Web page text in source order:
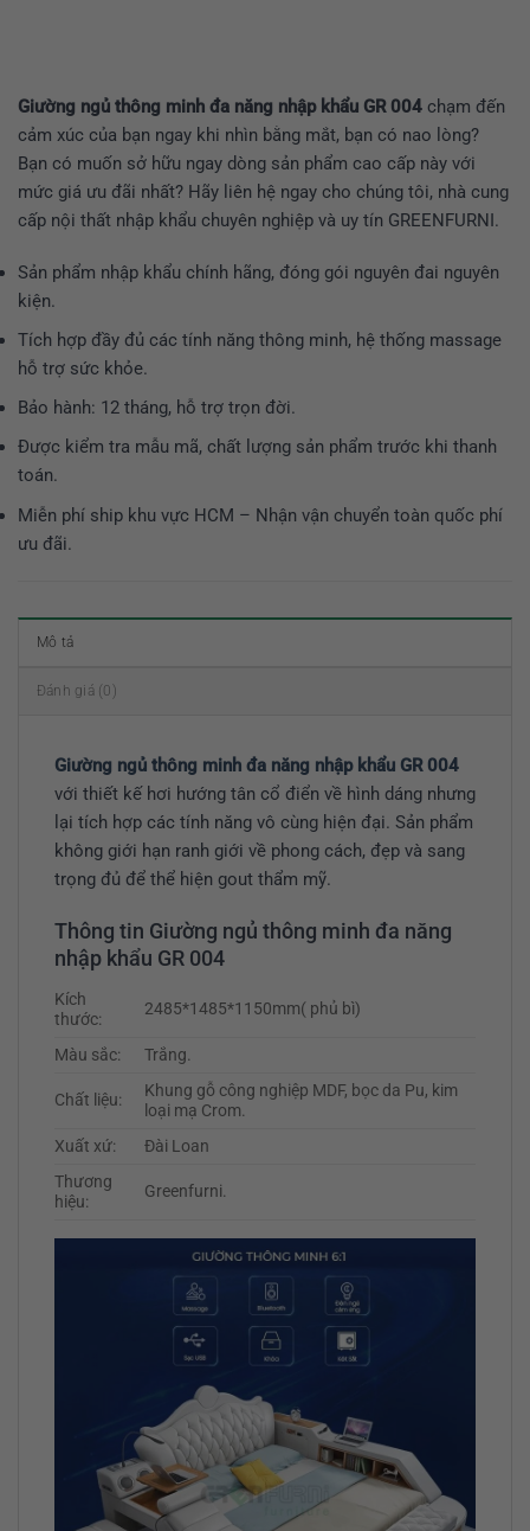
Giường ngủ thông minh đa năng nhập khẩu GR 004 chạm đến
cảm xúc của bạn ngay khi nhìn bằng mắt, bạn có nao lòng?
Bạn có muốn sở hữu ngay dòng sản phẩm cao cấp này với
mức giá ưu đãi nhất? Hãy liên hệ ngay cho chúng tôi, nhà cung
cấp nội thất nhập khẩu chuyên nghiệp và uy tín GREENFURNI.
Sản phẩm nhập khẩu chính hãng, đóng gói nguyên đai nguyên
kiện.
Tích hợp đầy đủ các tính năng thông minh, hệ thống massage
hỗ trợ sức khỏe.
Bảo hành: 12 tháng, hỗ trợ trọn đời.
Được kiểm tra mẫu mã, chất lượng sản phẩm trước khi thanh
toán.
Miễn phí ship khu vực HCM – Nhận vận chuyển toàn quốc phí
ưu đãi.
Mô tả
Đánh giá (0)
Giường ngủ thông minh đa năng nhập khẩu GR 004
với thiết kế hơi hướng tân cổ điển về hình dáng nhưng
lại tích hợp các tính năng vô cùng hiện đại. Sản phẩm
không giới hạn ranh giới về phong cách, đẹp và sang
trọng đủ để thể hiện gout thẩm mỹ.
Thông tin Giường ngủ thông minh đa năng
nhập khẩu GR 004
Kích
thước:
2485*1485*1150mm( phủ bì)
Màu sắc: Trắng.
Chất liệu:
Khung gỗ công nghiệp MDF, bọc da Pu, kim
loại mạ Crom.
Xuất xứ:
Đài Loan
Thương
hiệu:
Greenfurni.